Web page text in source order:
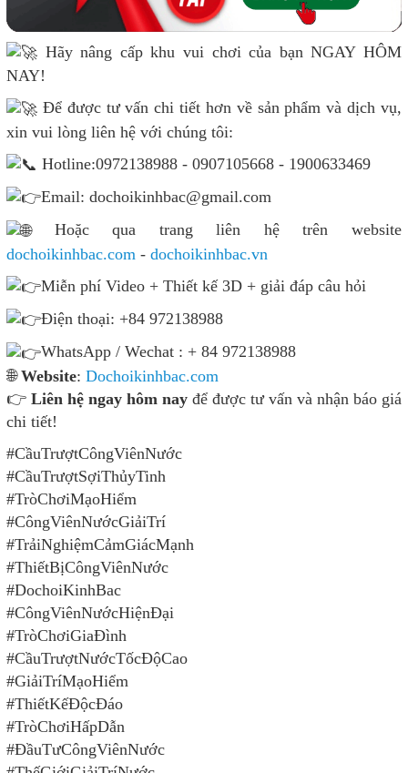
Hãy nâng cấp khu vui chơi của bạn NGAY HÔM
NAY!
Để được tư vấn chi tiết hơn về sản phẩm và dịch vụ,
xin vui lòng liên hệ với chúng tôi:
Hotline:0972138988 - 0907105668 - 1900633469
Email: dochoikinhbac@gmail.com
Hoặc qua trang liên hệ trên website
dochoikinhbac.com - dochoikinhbac.vn
Miễn phí Video + Thiết kế 3D + giải đáp câu hỏi
Điện thoại: +84 972138988
WhatsApp / Wechat : + 84 972138988
🌐Website: Dochoikinhbac.com
👉 Liên hệ ngay hôm nay để được tư vấn và nhận báo giá
chi tiết!
#CầuTrượtCôngViênNước
#CầuTrượtSợiThủyTinh
#TròChơiMạoHiểm
#CôngViênNướcGiảiTrí
#TrảiNghiệmCảmGiácMạnh
#ThiếtBịCôngViênNước
#DochoiKinhBac
#CôngViênNướcHiệnĐại
#TròChơiGiaĐình
#CầuTrượtNướcTốcĐộCao
#GiảiTríMạoHiểm
#ThiếtKếĐộcĐáo
#TròChơiHấpDẫn
#ĐầuTưCôngViênNước